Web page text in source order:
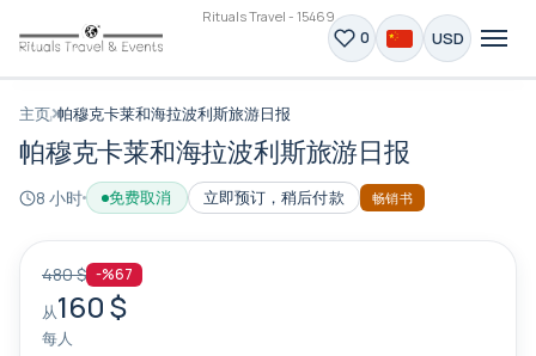
Rituals Travel - 15469
0 USD
主页 帕穆克卡莱和海拉波利斯旅游日报
帕穆克卡莱和海拉波利斯旅游日报
8 小时 免费取消 立即预订，稍后付款 畅销书
480 $ -%67
从160 $
每人